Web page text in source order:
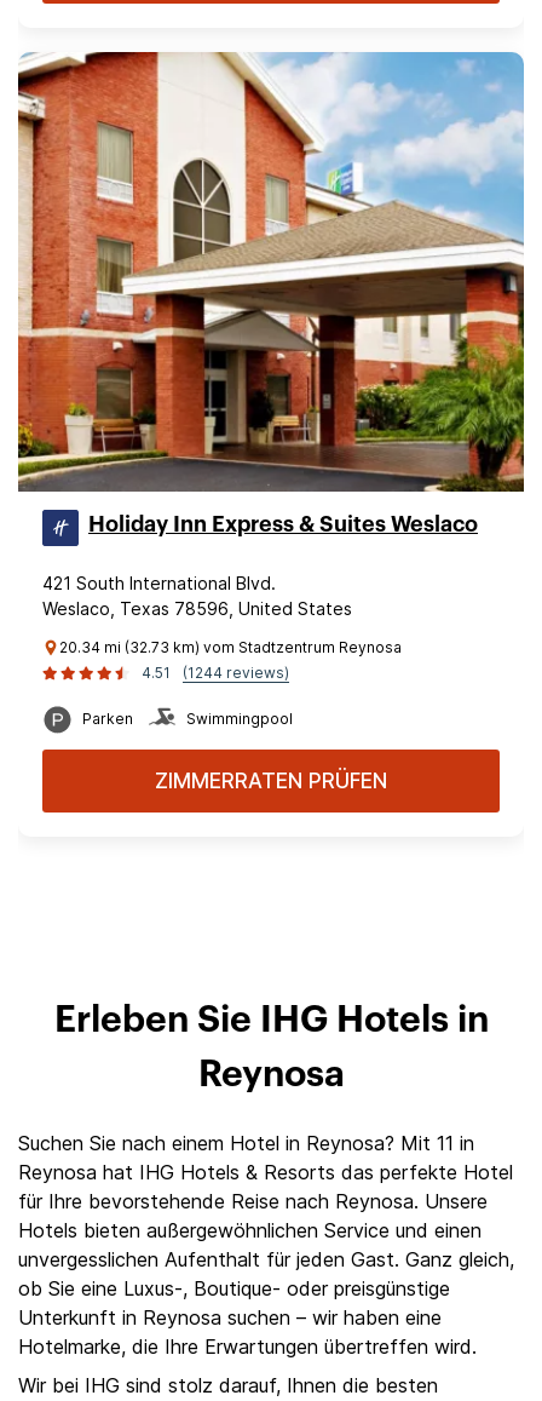
Holiday Inn Express & Suites Weslaco
421 South International Blvd.
Weslaco, Texas 78596, United States
20.34 mi (32.73 km) vom Stadtzentrum Reynosa
4.51
(1244 reviews)
Parken Swimmingpool
ZIMMERRATEN PRÜFEN
Erleben Sie IHG Hotels in
Reynosa
Suchen Sie nach einem Hotel in Reynosa? Mit 11 in
Reynosa hat IHG Hotels & Resorts das perfekte Hotel
für Ihre bevorstehende Reise nach Reynosa. Unsere
Hotels bieten außergewöhnlichen Service und einen
unvergesslichen Aufenthalt für jeden Gast. Ganz gleich,
ob Sie eine Luxus-, Boutique- oder preisgünstige
Unterkunft in Reynosa suchen – wir haben eine
Hotelmarke, die Ihre Erwartungen übertreffen wird.
Wir bei IHG sind stolz darauf, Ihnen die besten